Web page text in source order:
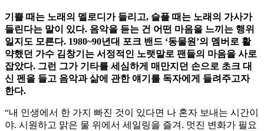
기쁠 때는 노래의 멜로디가 들리고, 슬플 때는 노래의 가사가
들린다는 말이 있다. 음악을 듣는 건 어떤 마음을 느끼는 행위
일지도 모른다. 1980~90년대 포크 밴드 ‘동물원’의 멤버로 활
약했던 가수 김창기는 서정적인 노랫말로 팬들의 마음을 사로
잡았다. 그런 그가 기타를 세심하게 매만지던 손으로 초크 대
신 펜을 들고 음악과 삶에 관한 얘기를 독자에게 들려주고자
한다.
“내 인생에서 한 가지 빠진 것이 있다면 나 혼자 보내는 시간이
야. 시원하고 맑은 물 위에서 세일링을 즐겨. 멋진 변화가 필요